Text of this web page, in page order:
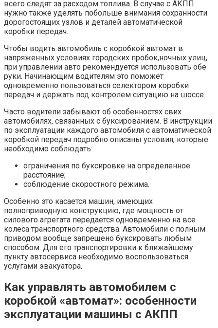
всего следят за расходом топлива. В случае с АКПП
нужно также уделять побольше внимания сохранности
дорогостоящих узлов и деталей автоматической
коробки передач.
Чтобы водить автомобиль с коробкой автомат в
напряженных условиях городских пробок,ночных улиц,
при управлении авто рекомендуется использовать обе
руки. Начинающим водителям это поможет
одновременно пользоваться селектором коробки
передач и держать под контролем ситуацию на шоссе.
Часто водители забывают об особенностях свих
автомобилях, связанных с буксированием. В инструкции
по эксплуатации каждого автомобиля с автоматической
коробкой передач подробно описаны условия, которые
необходимо соблюдать:
ограничения по буксировке на определенное
расстояние;
соблюдение скоростного режима.
Особенно это касается машин, имеющих
полноприводную конструкцию, где мощность от
силового агрегата передается одновременно на все
колеса транспортного средства. Автомобили с полным
приводом вообще запрещено буксировать любым
способом. Для его транспортировки к ближайшему
пункту автосервиса необходимо воспользоваться
услугами эвакуатора.
Как управлять автомобилем с
коробкой «автомат»: особенности
эксплуатации машины с АКПП